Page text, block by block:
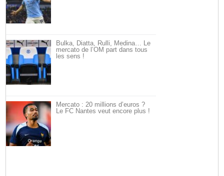
Bulka, Diatta, Rulli, Medina… Le
mercato de l’OM part dans tous
les sens !
Mercato : 20 millions d’euros ?
Le FC Nantes veut encore plus !